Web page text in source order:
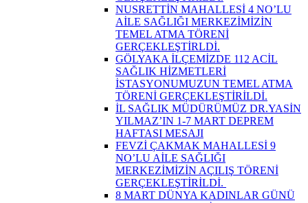
NUSRETTİN MAHALLESİ 4 NO’LU
AİLE SAĞLIĞI MERKEZİMİZİN
TEMEL ATMA TÖRENİ
GERÇEKLEŞTİRLDİ.
GÖLYAKA İLÇEMİZDE 112 ACİL
SAĞLIK HİZMETLERİ
İSTASYONUMUZUN TEMEL ATMA
TÖRENİ GERÇEKLEŞTİRİLDİ.
İL SAĞLIK MÜDÜRÜMÜZ DR.YASİN
YILMAZ’IN 1-7 MART DEPREM
HAFTASI MESAJI
FEVZİ ÇAKMAK MAHALLESİ 9
NO’LU AİLE SAĞLIĞI
MERKEZİMİZİN AÇILIŞ TÖRENİ
GERÇEKLEŞTİRİLDİ. ​
8 MART DÜNYA KADINLAR GÜNÜ